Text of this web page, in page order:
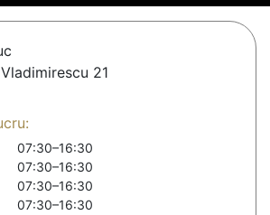
21
07:30–16:30
07:30–16:30
07:30–16:30
07:30–16:30